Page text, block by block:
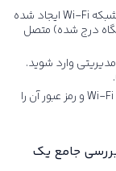
پس از روشن شدن و راه‌اندازی اولیه (چند دقیقه)، به شبکه Wi-Fi ایجاد شده
درج شده) متصل
کنید تا به پنل مدیریتی وارد شوید.
در پنل مدیریتی می‌توانید تنظیمات مودم، نام شبکه Wi-Fi و رمز عبور آن را